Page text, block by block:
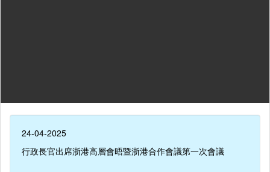
24-04-2025
行政長官出席浙港高層會晤暨浙港合作會議第一次會議